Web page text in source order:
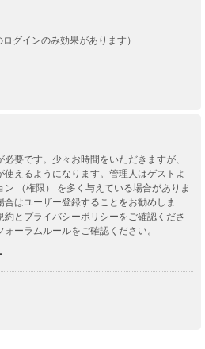
グインのみ効果があります）
要です。少々お時間をいただきますが、
えるようになります。管理人はゲストよ
（権限） を多く与えている場合がありま
はユーザー登録することをお勧めしま
とプライバシーポリシーをご確認くださ
ーラムルールをご確認ください。